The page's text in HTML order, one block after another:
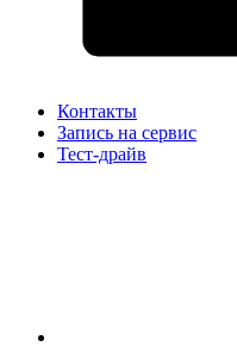
Контакты
Запись на сервис
Тест-драйв